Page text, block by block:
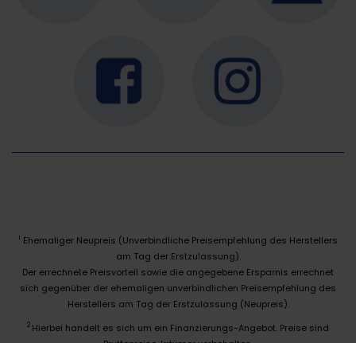
1 Ehemaliger Neupreis (Unverbindliche Preisempfehlung des Herstellers
am Tag der Erstzulassung).
Der errechnete Preisvorteil sowie die angegebene Ersparnis errechnet
sich gegenüber der ehemaligen unverbindlichen Preisempfehlung des
Herstellers am Tag der Erstzulassung (Neupreis).
2 Hierbei handelt es sich um ein Finanzierungs-Angebot. Preise sind